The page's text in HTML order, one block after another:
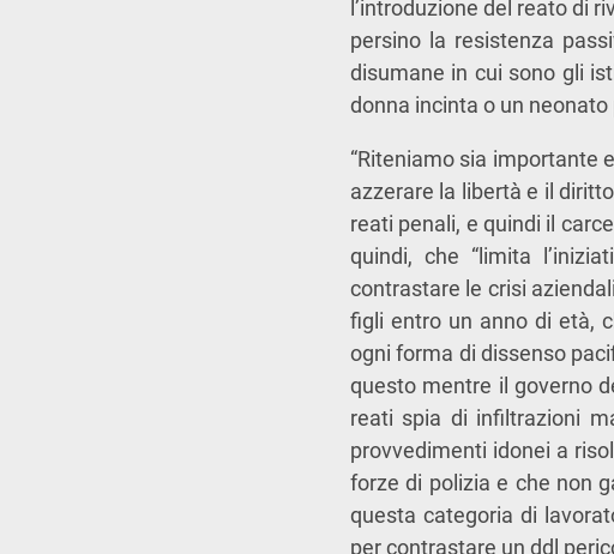
l’introduzione del reato di
persino la resistenza
disumane in cui sono gli
donna incinta o un
“Riteniamo sia importante
azzerare la libertà e il
reati penali, e quindi il
quindi, che “limita
contrastare le crisi
figli entro un anno di età,
ogni forma di dissenso
questo mentre il governo
reati spia di infiltrazioni
provvedimenti idonei a
forze di polizia e che non
questa categoria di
per contrastare un ddl